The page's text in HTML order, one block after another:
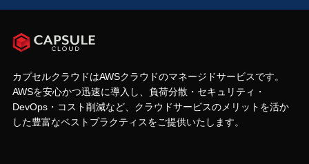
カプセルクラウドはAWSクラウドのマネージドサービスです。
AWSを安心かつ迅速に導入し、負荷分散・セキュリティ・
DevOps・コスト削減など、クラウドサービスのメリットを活か
した豊富なベストプラクティスをご提供いたします。